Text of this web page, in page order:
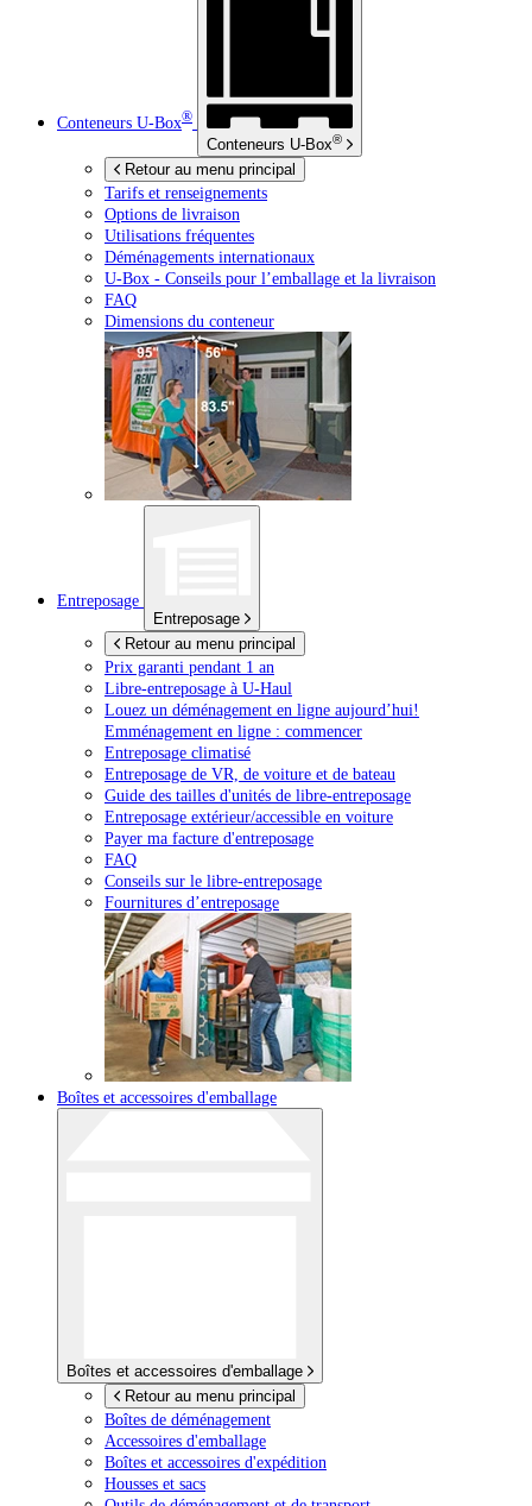
Conteneurs U-Box®
Conteneurs U-Box®
Retour au menu principal
Tarifs et renseignements
Options de livraison
Utilisations fréquentes
Déménagements internationaux
U-Box - Conseils pour l’emballage et la livraison
FAQ
Dimensions du conteneur
Entreposage
Entreposage
Retour au menu principal
Prix garanti pendant 1 an
Libre-entreposage à U-Haul
Louez un déménagement en ligne aujourd’hui!
Emménagement en ligne : commencer
Entreposage climatisé
Entreposage de VR, de voiture et de bateau
Guide des tailles d'unités de libre-entreposage
Entreposage extérieur/accessible en voiture
Payer ma facture d'entreposage
FAQ
Conseils sur le libre-entreposage
Fournitures d’entreposage
Boîtes et accessoires d'emballage
Boîtes et accessoires d'emballage
Retour au menu principal
Boîtes de déménagement
Accessoires d'emballage
Boîtes et accessoires d'expédition
Housses et sacs